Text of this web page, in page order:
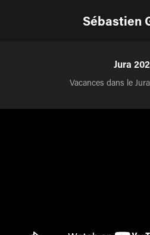
Sébastien
Jura
Vacances dans le